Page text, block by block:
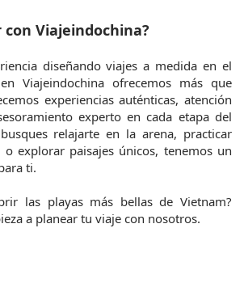
con Viajeindochina?
diseñando viajes a medida en el
Viajeindochina ofrecemos más que
experiencias auténticas, atención
experto en cada etapa del
relajarte en la arena, practicar
o explorar paisajes únicos, tenemos un
ti.
las playas más bellas de Vietnam?
a planear tu viaje con nosotros.